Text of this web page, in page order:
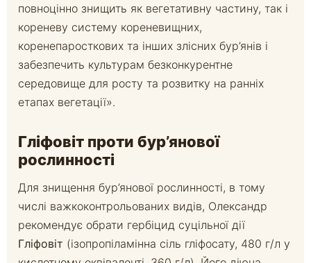
повноцінно знищить як вегетативну частину, так і
кореневу систему кореневищних,
коренепаросткових та інших злісних бур’янів і
забезпечить культурам безконкурентне
середовище для росту та розвитку на ранніх
етапах вегетації».
Гліфовіт проти бур’янової
рослинності
Для знищення бур’янової рослинності, в тому
числі важкоконтрольованих видів, Олександр
рекомендує обрати гербіцид суцільної дії
Гліфовіт (ізопропіламінна сіль гліфосату, 480 г/л у